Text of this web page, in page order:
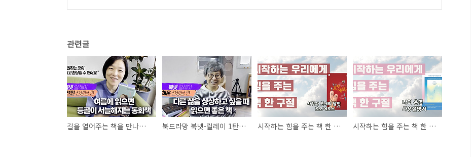
관련글
길을 열어주는 책을 만나고 싶을 때―북넷릴레이를 보셔요! 북드라망 북넷-릴레이 1탄 ― 규문의 채운샘이 추천한 다른 감각, 다른 삶, 다른 죽음을 ‘구체적으로’ 꿈꾸게 하는 책들 시작하는 힘을 주는 책 한 구절③_고미숙, 『사랑과 연애의 달인 호모 에로스』 시작하는 힘을 주는 책 한 구절② : 고미숙, 『나의 운명 사용설명서』